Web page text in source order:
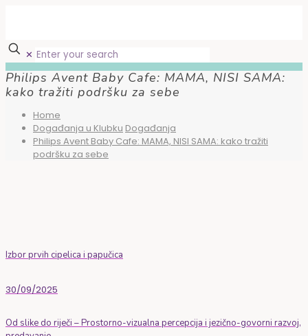
✕
Philips Avent Baby Cafe: MAMA, NISI SAMA:
kako tražiti podršku za sebe
Home
Događanja u Klubku Događanja
Philips Avent Baby Cafe: MAMA, NISI SAMA: kako tražiti
podršku za sebe
Izbor prvih cipelica i papučica
30/09/2025
Od slike do riječi – Prostorno-vizualna percepcija i jezično-govorni razvoj,